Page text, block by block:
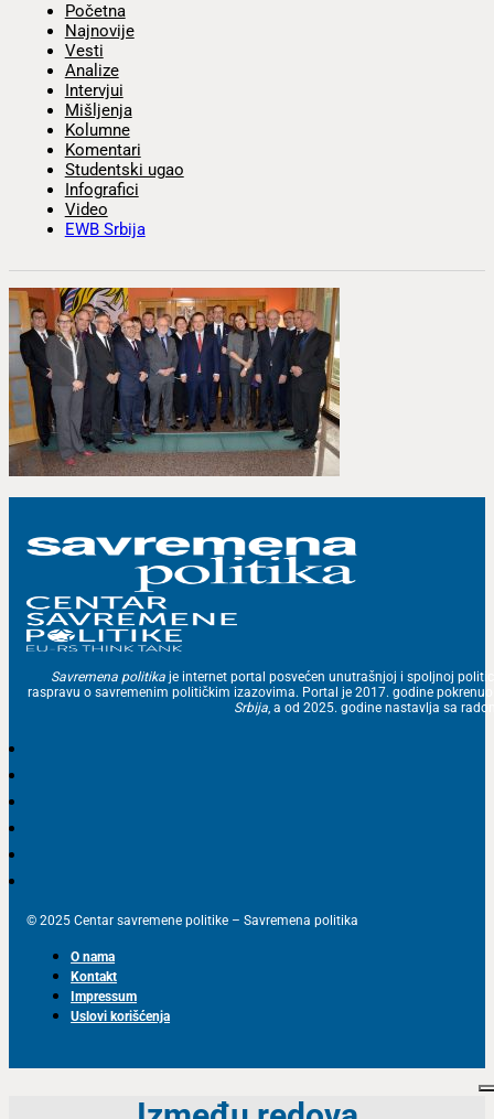
Početna
Najnovije
Vesti
Analize
Intervjui
Mišljenja
Kolumne
Komentari
Studentski ugao
Infografici
Video
EWB Srbija
Savremena politika je internet portal posvećen unutrašnjoj i spoljnoj
raspravu o savremenim političkim izazovima. Portal je 2017. godine
Srbija, a od 2025. godine nastavlja sa
© 2025 Centar savremene politike – Savremena politika
O nama
Kontakt
Impressum
Uslovi korišćenja